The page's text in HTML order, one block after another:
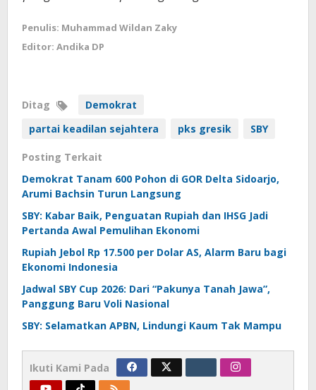
Penulis: Muhammad Wildan Zaky
Editor: Andika DP
Ditag
Demokrat
partai keadilan sejahtera
pks gresik SBY
Posting Terkait
Demokrat Tanam 600 Pohon di GOR Delta Sidoarjo,
Arumi Bachsin Turun Langsung
SBY: Kabar Baik, Penguatan Rupiah dan IHSG Jadi
Pertanda Awal Pemulihan Ekonomi
Rupiah Jebol Rp 17.500 per Dolar AS, Alarm Baru bagi
Ekonomi Indonesia
Jadwal SBY Cup 2026: Dari “Pakunya Tanah Jawa”,
Panggung Baru Voli Nasional
SBY: Selamatkan APBN, Lindungi Kaum Tak Mampu
Ikuti Kami Pada